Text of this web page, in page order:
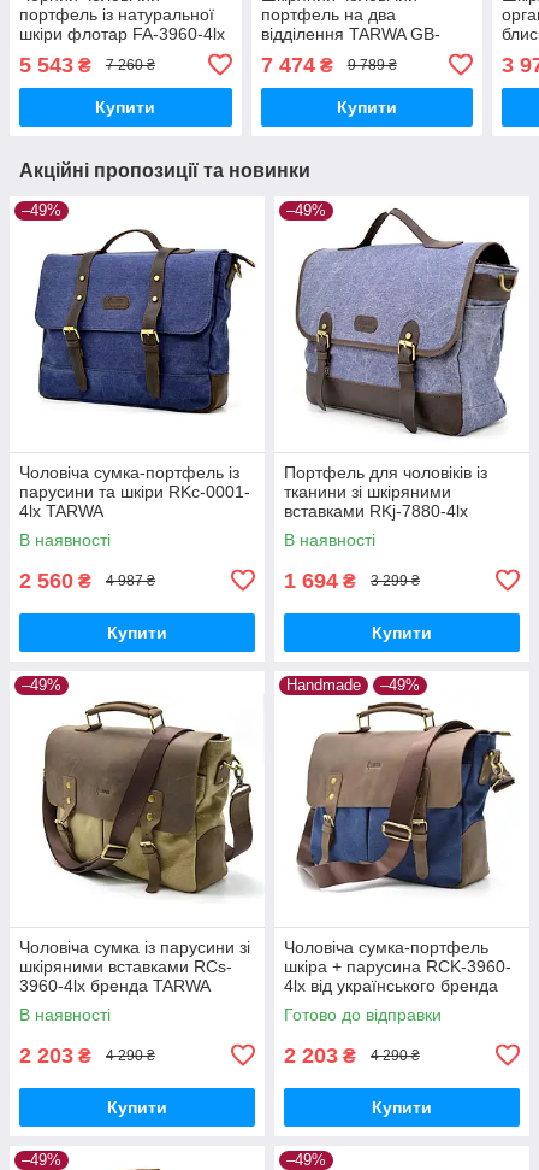
портфель із натуральної
шкіри флотар FA-3960-4lx
5 543 ₴ 7 260 ₴
Купити
портфель на два
відділення TARWA GB-
7 474₴ 9 789 ₴
Купити
3
Акційні пропозиції та новинки
–49%
Чоловіча сумка-портфель із
парусини та шкіри RKc-0001-
4lx TARWA
В наявності
2 560 ₴ 4 987 ₴
Купити
–49%
Портфель для чоловіків із
тканини зі шкіряними
вставками RKj-7880-4lx
TARWA
В наявності
1 694 ₴ 3 299 ₴
Купити
–49%
Чоловіча сумка із парусини зі
шкіряними вставками RCs-
3960-4lx бренда TARWA
В наявності
2 203 ₴ 4 290 ₴
Купити
Handmade –49%
Чоловіча сумка-портфель
шкіра + парусина RCK-3960-
4lx від українського бренда
TARWA
Готово до відправки
2 203 ₴ 4 290 ₴
Купити
–49% –49%